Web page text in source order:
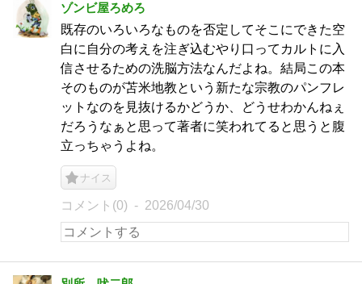
ゾンビ屋ろめろ
既存のいろいろなものを否定してそこにできた空
白に自分の考えを注ぎ込むやり口ってカルトに入
信させるための洗脳方法なんだよね。結局この本
そのものが苫米地教という新たな宗教のパンフレ
ットなのを見抜けるかどうか、どうせわかんねぇ
だろうなぁと思って著者に笑われてると思うと腹
立っちゃうよね。
ナイス
コメント(0) 2026/04/30